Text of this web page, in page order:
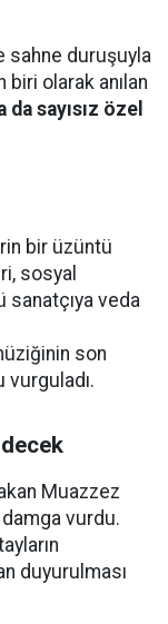
sahne duruşuyla
olarak anılan
sayısız özel
bir üzüntü
sosyal
sanatçıya veda
son
Muazzez
vurdu.
duyurulması